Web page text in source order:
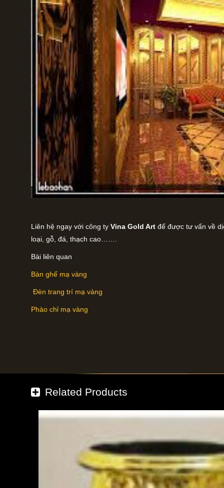
Liên hệ ngay với công ty Vina Gold Art để được tư vấn về
loại, gỗ, đá, thạch cao…….
Bài liên quan
Bàn ghế mạ vàng
Đèn trang trí mạ vàng
Phào chỉ mạ vàng
Related Products